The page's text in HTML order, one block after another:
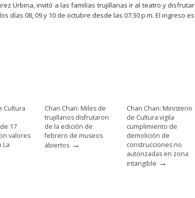
Urbina, invitó a las familias trujillanas ir al teatro y disfrutar
días 08, 09 y 10 de octubre desde las 07:30 p.m. El ingreso es
Cultura
17
valores
La
Chan Chan: Miles de
trujillanos disfrutaron
de la edición de
febrero de museos
abiertos →
Chan Chan: Ministerio
de Cultura vigila
cumplimiento de
demolición de
construcciones no
autorizadas en zona
intangible →